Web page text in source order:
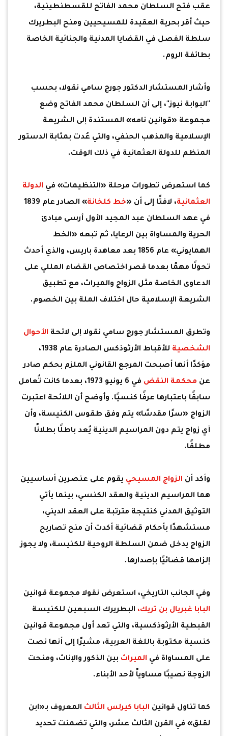
عقب فتح السلطان محمد الفاتح للقسطنطينية،
حيث أقر بحرية العقيدة للمسيحيين ومنح البطريرك
سلطة الفصل في القضايا المدنية والجنائية الخاصة
بطائفة الروم.
وأشار المستشار الدكتور جورج سامي نقولا، بحسب
"البوابة نيوز"، إلى أن السلطان محمد الفاتح وضع
مجموعة «قوانين نامه» المستندة إلى الشريعة
الإسلامية والمذهب الحنفي، والتي عُدت بمثابة الدستور
المنظم للدولة العثمانية في ذلك الوقت.
كما استعرض تطورات مرحلة «التنظيمات» في الدولة
العثمانية، لافتًا إلى أن «خط كلخانة
» الصادر عام 1839
في عهد السلطان عبد المجيد الأول أرسى مبادئ
الحرية والمساواة بين الرعايا، ثم تبعه «الخط
الهمايوني» عام 1856 بعد معاهدة باريس، والذي أحدث
تحولًا مهمًا بعدما قصر اختصاص القضاء المللي على
الدعاوى الخاصة مثل الزواج والميراث، مع تطبيق
الشريعة الإسلامية حال اختلاف الملة بين الخصوم.
وتطرق المستشار جورج سامي نقولا إلى لائحة الأحوال
الشخصية
للأقباط الأرثوذكس الصادرة عام 1938،
مؤكدًا أنها أصبحت المرجع القانوني الملزم بحكم صادر
عن محكمة النقض
في 6 يونيو 1973، بعدما كانت تُعامل
سابقًا باعتبارها عرفًا كنسيًا. وأوضح أن اللائحة اعتبرت
الزواج «سرًا مقدسًا» يتم وفق طقوس الكنيسة، وأن
أي زواج يتم دون المراسيم الدينية يُعد باطلًا بطلانًا
مطلقًا.
وأكد أن الزواج المسيحي يقوم على عنصرين أساسيين
هما المراسيم الدينية والعقد الكنسي، بينما يأتي
التوثيق المدني كنتيجة مترتبة على العقد الديني،
مستشهدًا بأحكام قضائية أكدت أن منح تصاريح
الزواج يدخل ضمن السلطة الروحية للكنيسة، ولا يجوز
إلزامها قضائيًا بإصدارها.
وفي الجانب التاريخي، استعرض نقولا مجموعة قوانين
البابا غبريال بن تريك، البطريرك السبعين للكنيسة
القبطية الأرثوذكسية، والتي تعد أول مجموعة قوانين
كنسية مكتوبة باللغة العربية، مشيرًا إلى أنها نصت
على المساواة في الميراث بين الذكور والإناث، ومنحت
الزوجة نصيبًا مساوياً لأحد الأبناء.
كما تناول قوانين البابا كيرلس الثالث المعروف بـ«ابن
لقلق» في القرن الثالث عشر، والتي تضمنت تحديد